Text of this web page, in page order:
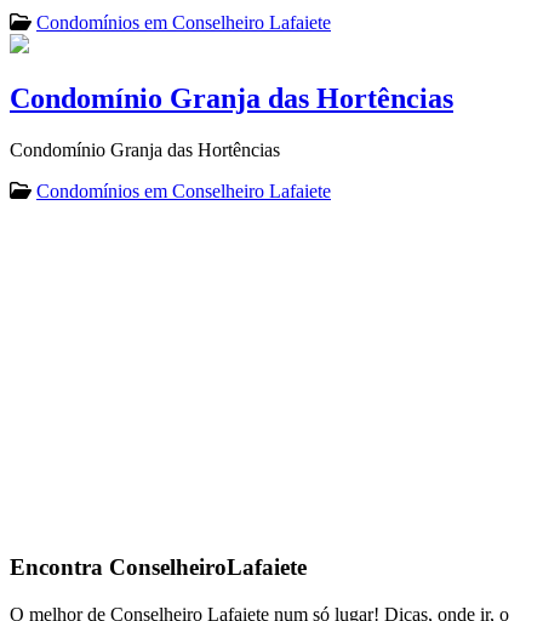
Condomínios em Conselheiro Lafaiete
Condomínio Granja das Hortências
Condomínio Granja das Hortências
Condomínios em Conselheiro Lafaiete
Encontra ConselheiroLafaiete
O melhor de Conselheiro Lafaiete num só lugar! Dicas, onde ir, o